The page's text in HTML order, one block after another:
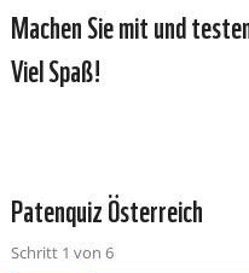
Machen Sie mit und
Viel Spaß!
Patenquiz Österreich
Schritt 1 von 6